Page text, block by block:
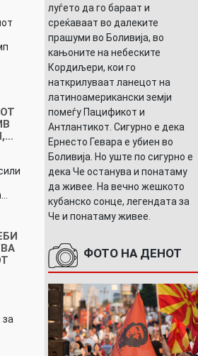
луѓето да го бараат и
среќаваат во далеките
прашуми во Боливија, во
кањоните на небеските
Кордиљери, кои го
наткрилуваат ланецот на
латиноамерикански земји
помеѓу Пацификот и
Антлантикот. Сигурно е дека
Ернесто Гевара е убиен во
Боливија. Но уште по сигурно е
дека Че останува и понатаму
да живее. На вечно жешкото
кубанско сонце, легендата за
Че и понатаму живее.
ФОТО НА ДЕНОТ